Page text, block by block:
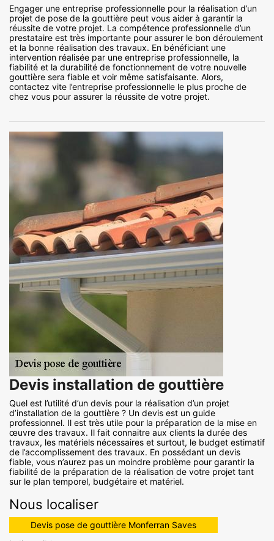
Engager une entreprise professionnelle pour la réalisation d’un
projet de pose de la gouttière peut vous aider à garantir la
réussite de votre projet. La compétence professionnelle d’un
prestataire est très importante pour assurer le bon déroulement
et la bonne réalisation des travaux. En bénéficiant une
intervention réalisée par une entreprise professionnelle, la
fiabilité et la durabilité de fonctionnement de votre nouvelle
gouttière sera fiable et voir même satisfaisante. Alors,
contactez vite l’entreprise professionnelle le plus proche de
chez vous pour assurer la réussite de votre projet.
Devis installation de gouttière
Quel est l’utilité d’un devis pour la réalisation d’un projet
d’installation de la gouttière ? Un devis est un guide
professionnel. Il est très utile pour la préparation de la mise en
œuvre des travaux. Il fait connaitre aux clients la durée des
travaux, les matériels nécessaires et surtout, le budget estimatif
de l’accomplissement des travaux. En possédant un devis
fiable, vous n’aurez pas un moindre problème pour garantir la
fiabilité de la préparation de la réalisation de votre projet tant
sur le plan temporel, budgétaire et matériel.
Nous localiser
Devis pose de gouttière Monferran Saves